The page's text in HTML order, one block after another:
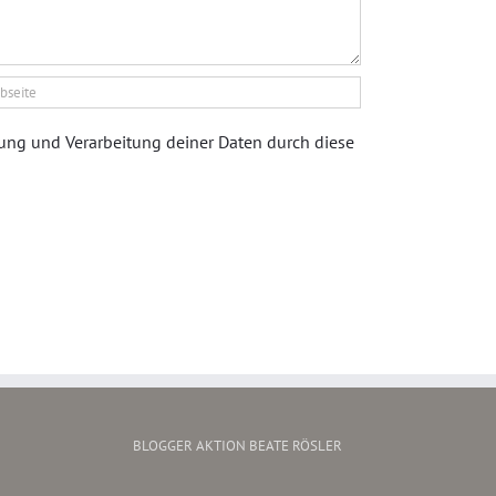
und Verarbeitung deiner Daten durch diese
BLOGGER AKTION BEATE RÖSLER